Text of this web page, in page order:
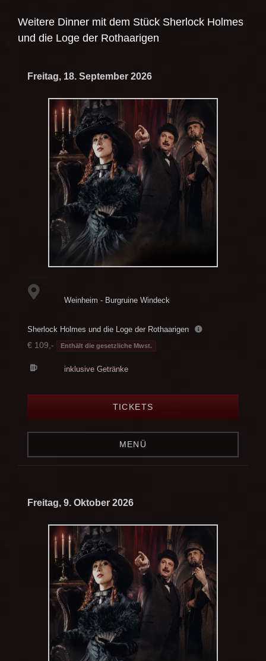
Weitere Dinner mit dem Stück Sherlock Holmes
und die Loge der Rothaarigen
Freitag, 18. September 2026
Weinheim - Burgruine Windeck
Sherlock Holmes und die Loge der Rothaarigen
€ 109,- Enthält die gesetzliche Mwst.
inklusive Getränke
TICKETS
MENÜ
Freitag, 9. Oktober 2026